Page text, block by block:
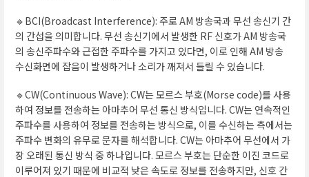
🔹BCI(Broadcast Interference): 주로 AM 방송국과 무선 송신기 간
의 간섭을 의미합니다. 무선 송신기에서 발생한 RF 신호가 AM 방송국
의 송신주파수와 근접한 주파수를 가지고 있다면, 이로 인해 AM 방송
수신화면에 잡음이 발생하거나 소리가 깨져서 들릴 수 있습니다.
🔹CW(Continuous Wave): CW는 모르스 부호(Morse code)를 사용
하여 정보를 전송하는 아마추어 무선 통신 방식입니다. CW는 연속적인
주파수를 사용하여 정보를 전송하는 방식으로, 이를 수신하는 측에서는
주파수 변화의 유무로 문자를 해석합니다. CW는 아마추어 무선에서 가
장 오래된 통신 방식 중 하나입니다. 모르스 부호는 단순한 이진 코드로
이루어져 있기 때문에 비교적 낮은 속도로 정보를 전송하지만, 신호 간